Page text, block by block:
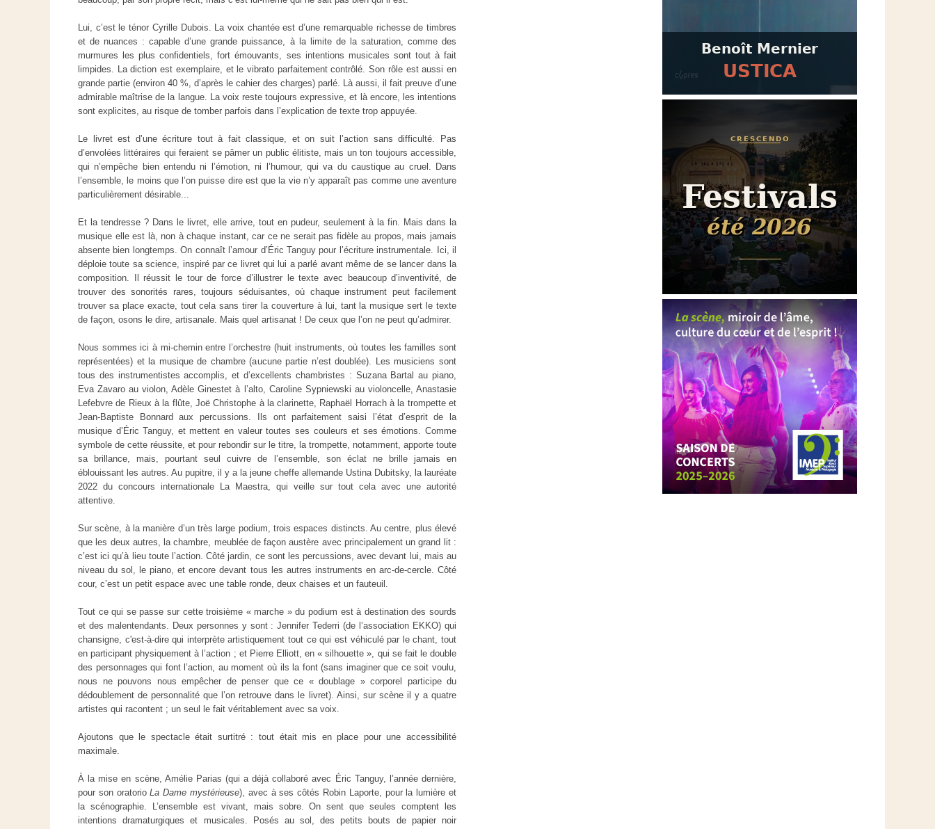
Lui, c’est le ténor Cyrille Dubois. La voix chantée est d’une remarquable richesse de timbres
et de nuances : capable d’une grande puissance, à la limite de la saturation, comme des
murmures les plus confidentiels, fort émouvants, ses intentions musicales sont tout à fait
limpides. La diction est exemplaire, et le vibrato parfaitement contrôlé. Son rôle est aussi en
grande partie (environ 40 %, d’après le cahier des charges) parlé. Là aussi, il fait preuve d’une
admirable maîtrise de la langue. La voix reste toujours expressive, et là encore, les intentions
sont explicites, au risque de tomber parfois dans l’explication de texte trop appuyée.
Le livret est d’une écriture tout à fait classique, et on suit l’action sans difficulté. Pas
d’envolées littéraires qui feraient se pâmer un public élitiste, mais un ton toujours accessible,
qui n’empêche bien entendu ni l’émotion, ni l’humour, qui va du caustique au cruel. Dans
l’ensemble, le moins que l’on puisse dire est que la vie n’y apparaît pas comme une aventure
particulièrement désirable...
Et la tendresse ? Dans le livret, elle arrive, tout en pudeur, seulement à la fin. Mais dans la
musique elle est là, non à chaque instant, car ce ne serait pas fidèle au propos, mais jamais
absente bien longtemps. On connaît l’amour d’Éric Tanguy pour l’écriture instrumentale. Ici, il
déploie toute sa science, inspiré par ce livret qui lui a parlé avant même de se lancer dans la
composition. Il réussit le tour de force d’illustrer le texte avec beaucoup d’inventivité, de
trouver des sonorités rares, toujours séduisantes, où chaque instrument peut facilement
trouver sa place exacte, tout cela sans tirer la couverture à lui, tant la musique sert le texte
de façon, osons le dire, artisanale. Mais quel artisanat ! De ceux que l’on ne peut qu’admirer.
Nous sommes ici à mi-chemin entre l’orchestre (huit instruments, où toutes les familles sont
représentées) et la musique de chambre (aucune partie n’est doublée). Les musiciens sont
tous des instrumentistes accomplis, et d’excellents chambristes : Suzana Bartal au piano,
Eva Zavaro au violon, Adèle Ginestet à l’alto, Caroline Sypniewski au violoncelle, Anastasie
Lefebvre de Rieux à la flûte, Joë Christophe à la clarinette, Raphaël Horrach à la trompette et
Jean-Baptiste Bonnard aux percussions. Ils ont parfaitement saisi l’état d’esprit de la
musique d’Éric Tanguy, et mettent en valeur toutes ses couleurs et ses émotions. Comme
symbole de cette réussite, et pour rebondir sur le titre, la trompette, notamment, apporte toute
sa brillance, mais, pourtant seul cuivre de l’ensemble, son éclat ne brille jamais en
éblouissant les autres. Au pupitre, il y a la jeune cheffe allemande Ustina Dubitsky, la lauréate
2022 du concours internationale La Maestra, qui veille sur tout cela avec une autorité
attentive.
Sur scène, à la manière d’un très large podium, trois espaces distincts. Au centre, plus élevé
que les deux autres, la chambre, meublée de façon austère avec principalement un grand lit :
c’est ici qu’à lieu toute l’action. Côté jardin, ce sont les percussions, avec devant lui, mais au
niveau du sol, le piano, et encore devant tous les autres instruments en arc-de-cercle. Côté
cour, c’est un petit espace avec une table ronde, deux chaises et un fauteuil.
Tout ce qui se passe sur cette troisième « marche » du podium est à destination des sourds
et des malentendants. Deux personnes y sont : Jennifer Tederri (de l’association EKKO) qui
chansigne, c'est-à-dire qui interprète artistiquement tout ce qui est véhiculé par le chant, tout
en participant physiquement à l’action ; et Pierre Elliott, en « silhouette », qui se fait le double
des personnages qui font l’action, au moment où ils la font (sans imaginer que ce soit voulu,
nous ne pouvons nous empêcher de penser que ce « doublage » corporel participe du
dédoublement de personnalité que l’on retrouve dans le livret). Ainsi, sur scène il y a quatre
artistes qui racontent ; un seul le fait véritablement avec sa voix.
Ajoutons que le spectacle était surtitré : tout était mis en place pour une accessibilité
maximale.
À la mise en scène, Amélie Parias (qui a déjà collaboré avec Éric Tanguy, l’année dernière,
pour son oratorioLa Dame mystérieuse), avec à ses côtés Robin Laporte, pour la lumière et
la scénographie. L’ensemble est vivant, mais sobre. On sent que seules comptent les
intentions dramaturgiques et musicales. Posés au sol, des petits bouts de papier noir